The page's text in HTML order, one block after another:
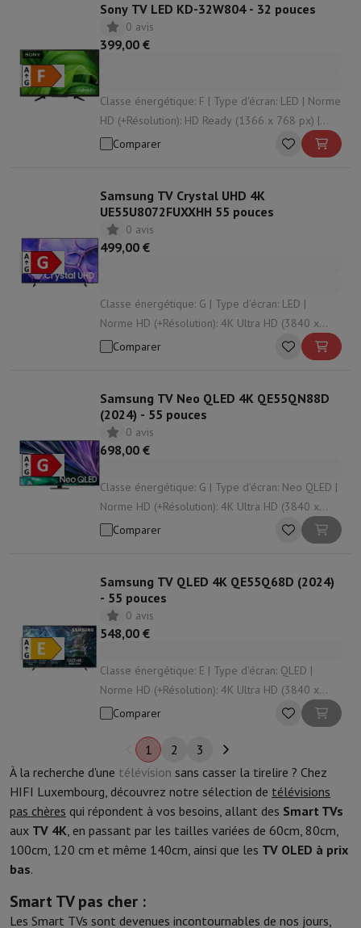
Sony TV LED KD-32W804 - 32 pouces
0 avis
399,00 €
Classe énergétique: F | Type d'écran: LED | Norme
HD (+Résolution): HD Ready (1366 x 768 px) |
Système d'exploitation: Android | HDR: Oui
Comparer
Samsung TV Crystal UHD 4K
UE55U8072FUXXHH 55 pouces
0 avis
499,00 €
Classe énergétique: G | Type d'écran: LED |
Norme HD (+Résolution): 4K Ultra HD (3840 x
2160 px) | Système d'exploitation: Tizen | HDR:
Comparer
Samsung TV Neo QLED 4K QE55QN88D
(2024) - 55 pouces
0 avis
698,00 €
Classe énergétique: G | Type d'écran: Neo QLED |
Norme HD (+Résolution): 4K Ultra HD (3840 x
2160 px) | Système d'exploitation: Tizen | HDR:
Comparer
Samsung TV QLED 4K QE55Q68D (2024)
- 55 pouces
0 avis
548,00 €
Classe énergétique: E | Type d'écran: QLED |
Norme HD (+Résolution): 4K Ultra HD (3840 x
2160 px) | Système d'exploitation: Tizen | HDR:
Comparer
1 2
3
À la recherche d'une télévision sans casser la tirelire ? Chez
HIFI Luxembourg, découvrez notre sélection de télévisions
pas chères qui répondent à vos besoins, allant des Smart TVs
aux TV 4K, en passant par les tailles variées de 60cm, 80cm,
100cm, 120 cm et même 140cm, ainsi que les TV OLED à prix
bas.
Smart TV pas cher :
Les Smart TVs sont devenues incontournables de nos jours,